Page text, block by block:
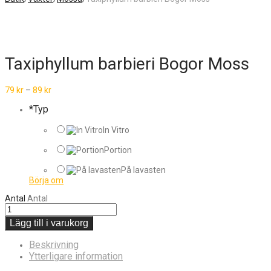
Taxiphyllum barbieri Bogor Moss
79 kr – 89 kr
*Typ
In Vitro
Portion
På lavasten
Börja om
Antal Antal
Lägg till i varukorg
Beskrivning
Ytterligare information